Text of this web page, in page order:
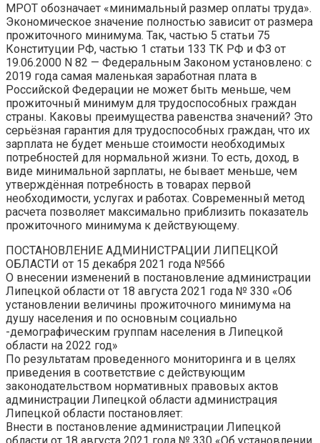
МРОТ обозначает «минимальный размер оплаты труда».
Экономическое значение полностью зависит от размера
прожиточного минимума. Так, частью 5 статьи 75
Конституции РФ, частью 1 статьи 133 ТК РФ и ФЗ от
19.06.2000 N 82 — Федеральным Законом установлено: с
2019 года самая маленькая заработная плата в
Российской Федерации не может быть меньше, чем
прожиточный минимум для трудоспособных граждан
страны. Каковы преимущества равенства значений? Это
серьёзная гарантия для трудоспособных граждан, что их
зарплата не будет меньше стоимости необходимых
потребностей для нормальной жизни. То есть, доход, в
виде минимальной зарплаты, не бывает меньше, чем
утверждённая потребность в товарах первой
необходимости, услугах и работах. Современный метод
расчета позволяет максимально приблизить показатель
прожиточного минимума к действующему.
ПОСТАНОВЛЕНИЕ АДМИНИСТРАЦИИ ЛИПЕЦКОЙ
ОБЛАСТИ от 15 декабря 2021 года №566
О внесении изменений в постановление администрации
Липецкой области от 18 августа 2021 года № 330 «Об
установлении величины прожиточного минимума на
душу населения и по основным социально
-демографическим группам населения в Липецкой
области на 2022 год»
По результатам проведенного мониторинга и в целях
приведения в соответствие с действующим
законодательством нормативных правовых актов
администрации Липецкой области администрация
Липецкой области постановляет:
Внести в постановление администрации Липецкой
области от 18 августа 2021 года № 330 «Об установлении